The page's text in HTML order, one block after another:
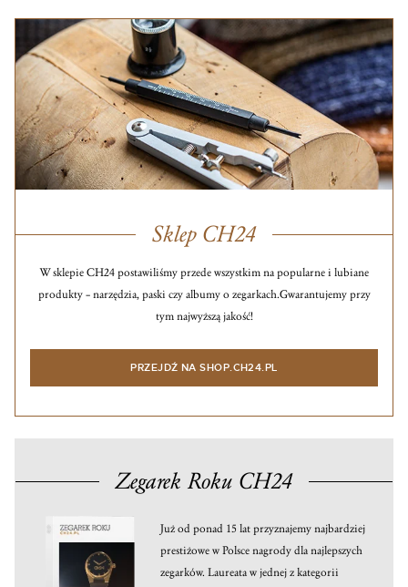
Sklep CH24
W sklepie CH24 postawiliśmy przede wszystkim na popularne i lubiane
produkty – narzędzia, paski czy albumy o zegarkach.Gwarantujemy przy
tym najwyższą jakość!
PRZEJDŹ NA SHOP.CH24.PL
Zegarek Roku CH24
Już od ponad 15 lat przyznajemy najbardziej
prestiżowe w Polsce nagrody dla najlepszych
zegarków. Laureata w jednej z kategorii